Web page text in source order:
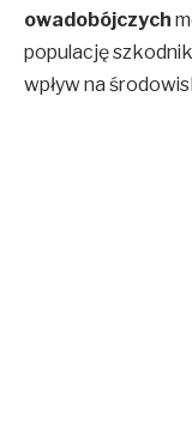
owadobójczych
populację
wpływ na